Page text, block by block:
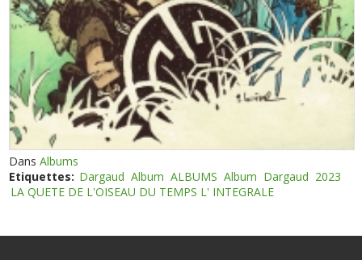
DansAlbums
Etiquettes: Dargaud Album ALBUMS Album Dargaud 2023
LA QUETE DE L'OISEAU DU TEMPS L' INTEGRALE